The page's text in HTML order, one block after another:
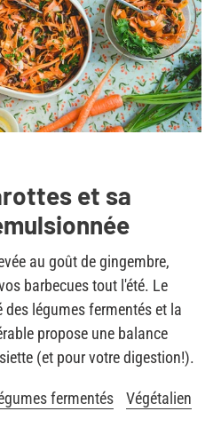
et sa
au goût de gingembre,
barbecues tout l'été. Le
légumes fermentés et la
propose une balance
(et pour votre digestion!).
fermentés Végétalien